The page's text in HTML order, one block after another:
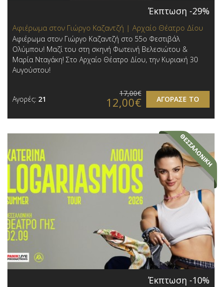
Έκπτωση -29%
Αφιέρωμα στον Γιώργο Καζαντζή | Αρχαίο Θέατρο Δίου
Αφιέρωμα στον Γιώργο Καζαντζή στο 55ο Φεστιβάλ
Ολύμπου! Μαζί του στη σκηνή Φωτεινή Βελεσιώτου &
Μαρία Νταγάκη! Στο Αρχαίο Θέατρο Δίου, την Κυριακή 30
Αυγούστου!
Αγορές: 21 ΑΓΟΡΑΣΕ ΤΟ
17,00€
12,00€
Έκπτωση -10%